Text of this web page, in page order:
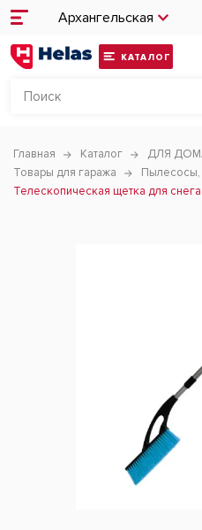
Архангельская
КАТАЛОГ
Главная Каталог
ДЛЯ
Товары для гаража
Пылесосы,
Телескопическая щетка для